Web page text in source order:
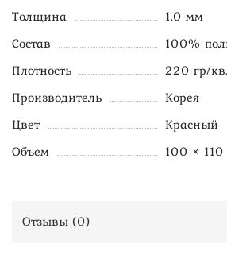
Толщина
1.0 мм
Состав
100%
Плотность
220 гр/
Производитель
Корея
Цвет
Красный
Объем
100 × 110
Отзывы (0)